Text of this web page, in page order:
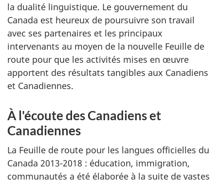
la dualité linguistique. Le gouvernement du
Canada est heureux de poursuivre son travail
avec ses partenaires et les principaux
intervenants au moyen de la nouvelle Feuille de
route pour que les activités mises en œuvre
apportent des résultats tangibles aux Canadiens
et Canadiennes.
À l'écoute des Canadiens et
Canadiennes
La Feuille de route pour les langues officielles du
Canada 2013-2018 : éducation, immigration,
communautés a été élaborée à la suite de vastes